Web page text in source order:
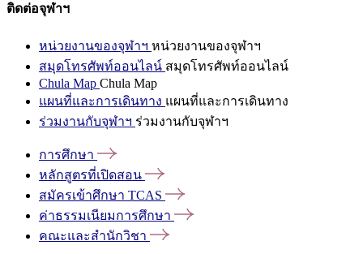
ติดต่อจุฬาฯ
หน่วยงานของจุฬาฯ หน่วยงานของจุฬาฯ
สมุดโทรศัพท์ออนไลน์ สมุดโทรศัพท์ออนไลน์
Chula Map Chula Map
แผนที่และการเดินทาง แผนที่และการเดินทาง
ร่วมงานกับจุฬาฯ ร่วมงานกับจุฬาฯ
การศึกษา
หลักสูตรที่เปิดสอน
สมัครเข้าศึกษา TCAS
ค่าธรรมเนียมการศึกษา
คณะและสำนักวิชา